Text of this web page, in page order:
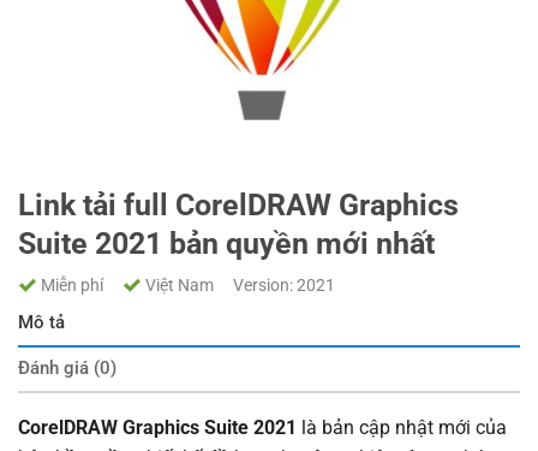
Link tải full CorelDRAW Graphics
Suite 2021 bản quyền mới nhất
Miễn phí Việt Nam Version: 2021
Mô tả
Đánh giá (0)
CorelDRAW Graphics Suite 2021 là bản cập nhật mới của